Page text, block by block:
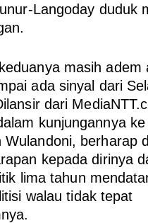
Langoday duduk
masih adem
ada sinyal dari
dari
kunjungannya ke
Wulandoni, berharap
kepada dirinya
lima tahun
walau tidak tepat